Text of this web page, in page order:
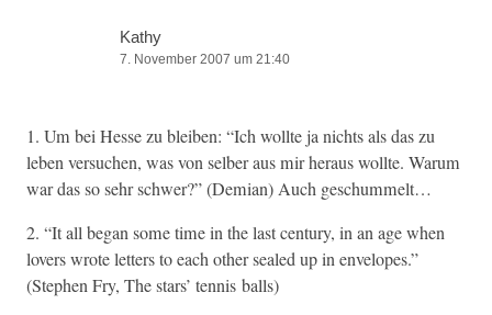
Kathy
7. November 2007 um 21:40
1. Um bei Hesse zu bleiben: “Ich wollte ja nichts als das zu
leben ver­suchen, was von sel­ber aus mir her­aus wollte. Warum
war das so sehr schw­er?” (Demi­an) Auch geschummelt…
2. “It all began some time in the last cen­tu­ry, in an age when
lovers wrote let­ters to each oth­er sealed up in envelopes.”
(Stephen Fry, The stars’ ten­nis balls)